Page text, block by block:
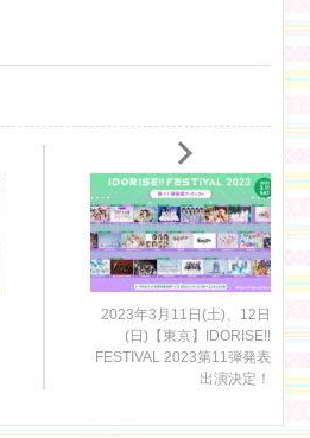
2023年3月11日(土)、12日
(日)【東京】IDORISE!!
FESTIVAL 2023第11弾発表
出演決定！